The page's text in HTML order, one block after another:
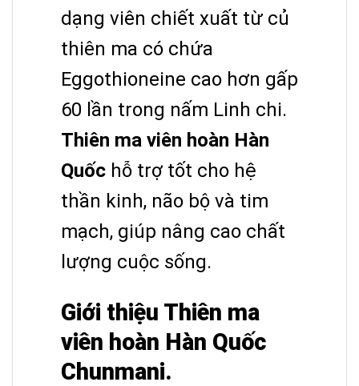
dạng viên chiết xuất từ củ
thiên ma có chứa
Eggothioneine cao hơn gấp
60 lần trong nấm Linh chi.
Thiên ma viên hoàn Hàn
Quốc hỗ trợ tốt cho hệ
thần kinh, não bộ và tim
mạch, giúp nâng cao chất
lượng cuộc sống.
Giới thiệu Thiên ma
viên hoàn Hàn Quốc
Chunmani.